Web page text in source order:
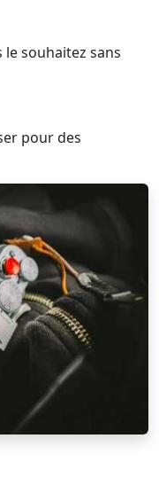
souhaitez sans
pour des